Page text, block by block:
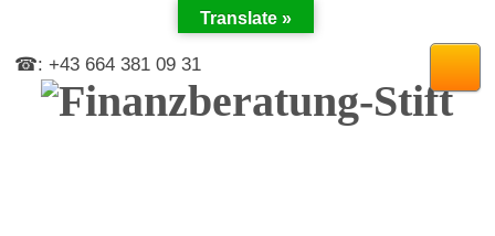
☎: +43 664 381 09 31
Translate »